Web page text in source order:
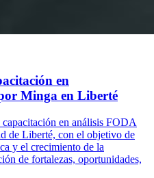
en
Minga en Liberté
en análisis FODA
de Liberté, con el objetivo de
y el crecimiento de la
de fortalezas, oportunidades,